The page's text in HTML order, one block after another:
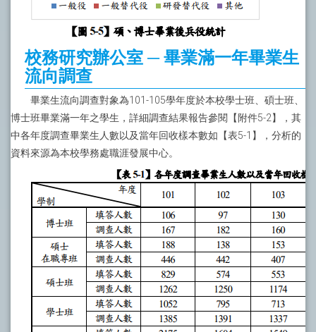
校務研究辦公室 ─ 畢業滿一年畢業生
流向調查
畢業生流向調查對象為101-105學年度於本校學士班、碩士班、
博士班畢業滿一年之學生，詳細調查結果報告參閱【附件5-2】，其
中各年度調查畢業生人數以及當年回收樣本數如【表5-1】，分析的
資料來源為本校學務處職涯發展中心。